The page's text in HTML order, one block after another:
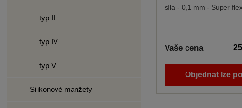
typ III
typ IV
typ V
Silikonové manžety
síla - 0,1 mm - Super
Vaše cena
Objednat lze